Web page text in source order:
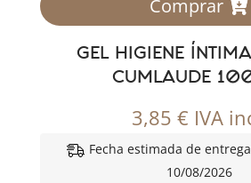
Comprar
GEL HIGIENE
CUMLAUDE
3,85 € IVA
Fecha estimada de
10/08/2026